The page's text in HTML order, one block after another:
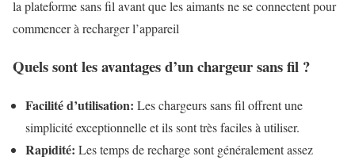
la plateforme sans fil avant que les aimants ne se connectent pour
commencer à recharger l’appareil
Quels sont les avantages d’un chargeur sans fil ?
Facilité d’utilisation: Les chargeurs sans fil offrent une
simplicité exceptionnelle et ils sont très faciles à utiliser.
Rapidité: Les temps de recharge sont généralement assez